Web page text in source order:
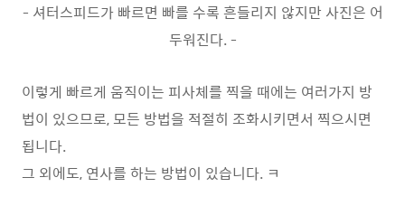
- 셔터스피드가 빠르면 빠를 수록 흔들리지 않지만 사진은 어
두워진다. -
이렇게 빠르게 움직이는 피사체를 찍을 때에는 여러가지 방
법이 있으므로, 모든 방법을 적절히 조화시키면서 찍으시면
됩니다.
그 외에도, 연사를 하는 방법이 있습니다. ㅋ